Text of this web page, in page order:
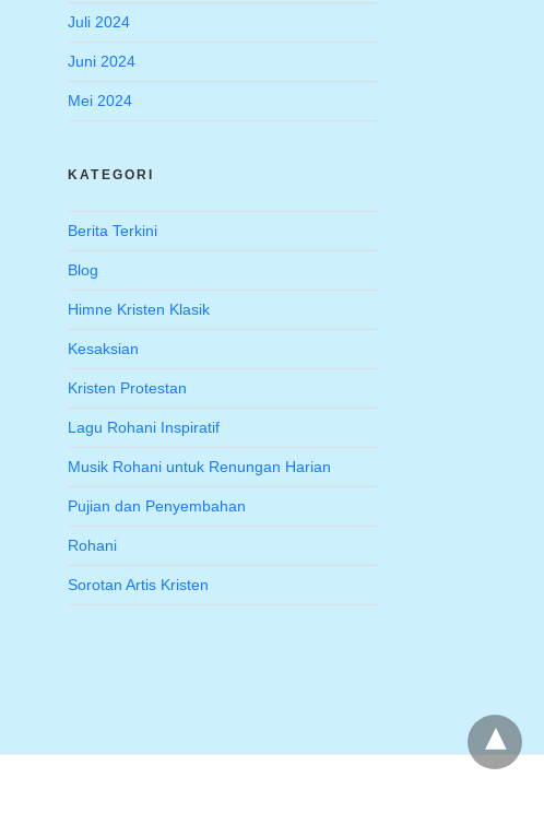
Juli 2024
Juni 2024
Mei 2024
KATEGORI
Berita Terkini
Blog
Himne Kristen Klasik
Kesaksian
Kristen Protestan
Lagu Rohani Inspiratif
Musik Rohani untuk Renungan Harian
Pujian dan Penyembahan
Rohani
Sorotan Artis Kristen